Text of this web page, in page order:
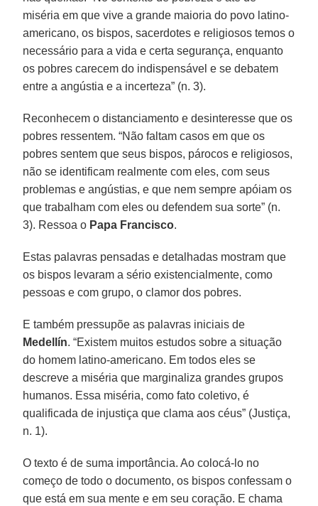
miséria em que vive a grande maioria do povo latino-
americano, os bispos, sacerdotes e religiosos temos o
necessário para a vida e certa segurança, enquanto
os pobres carecem do indispensável e se debatem
entre a angústia e a incerteza” (n. 3).
Reconhecem o distanciamento e desinteresse que os
pobres ressentem. “Não faltam casos em que os
pobres sentem que seus bispos, párocos e religiosos,
não se identificam realmente com eles, com seus
problemas e angústias, e que nem sempre apóiam os
que trabalham com eles ou defendem sua sorte” (n.
3). Ressoa o Papa Francisco.
Estas palavras pensadas e detalhadas mostram que
os bispos levaram a sério existencialmente, como
pessoas e com grupo, o clamor dos pobres.
E também pressupõe as palavras iniciais de
Medellín. “Existem muitos estudos sobre a situação
do homem latino-americano. Em todos eles se
descreve a miséria que marginaliza grandes grupos
humanos. Essa miséria, como fato coletivo, é
qualificada de injustiça que clama aos céus” (Justiça,
n. 1).
O texto é de suma importância. Ao colocá-lo no
começo de todo o documento, os bispos confessam o
que está em sua mente e em seu coração. E chama